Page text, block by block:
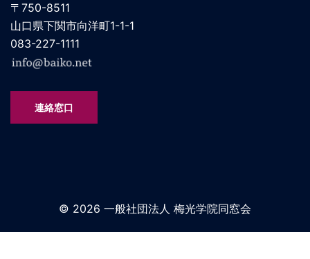
〒750-8511
山口県下関市向洋町1-1-1
083-227-1111
連絡窓口
© 2026 一般社団法人 梅光学院同窓会